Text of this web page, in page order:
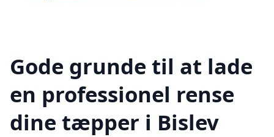
Gode grunde til at lade
en professionel rense
dine tæpper i Bislev